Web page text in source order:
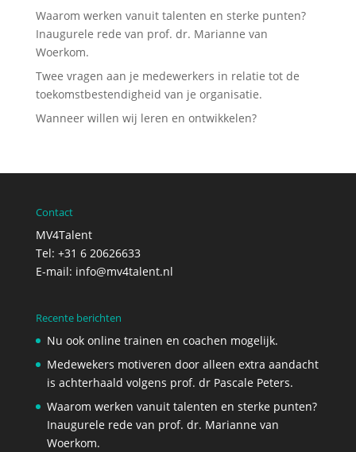
Waarom werken vanuit talenten en sterke punten?
Inaugurele rede van prof. dr. Marianne van
Woerkom.
Twee vragen aan je medewerkers in relatie tot de
toekomstbestendigheid van je organisatie.
Wanneer willen wij leren en ontwikkelen?
Contact
MV4Talent
Tel: +31 6 20626633
E-mail: info@mv4talent.nl
Recente berichten
Nu ook online trainen en coachen mogelijk.
Medewekers motiveren door alleen extra aandacht
is achterhaald volgens prof. dr Pascale Peters.
Waarom werken vanuit talenten en sterke punten?
Inaugurele rede van prof. dr. Marianne van
Woerkom.